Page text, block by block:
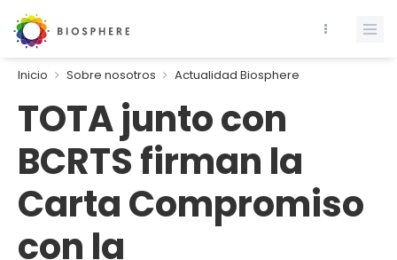
Inicio Sobre nosotros Actualidad Biosphere
TOTA junto con
BCRTS firman la
Carta Compromiso
con la